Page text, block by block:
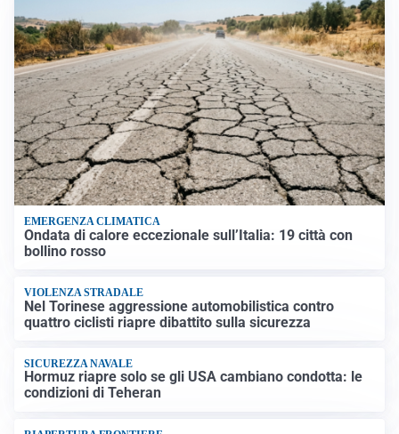
EMERGENZA CLIMATICA
Ondata di calore eccezionale sull’Italia: 19 città con
bollino rosso
VIOLENZA STRADALE
Nel Torinese aggressione automobilistica contro
quattro ciclisti riapre dibattito sulla sicurezza
SICUREZZA NAVALE
Hormuz riapre solo se gli USA cambiano condotta: le
condizioni di Teheran